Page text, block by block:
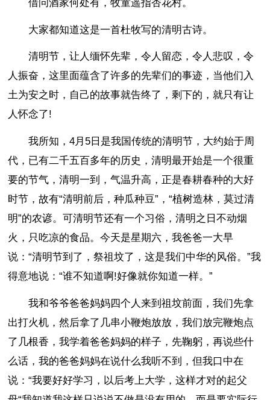
借问酒家何处有，牧童遥指杏花村。
大家都知道这是一首杜牧写的清明古诗。
清明节，让人缅怀先辈，令人留恋，令人悲叹，令
人振奋，这里面蕴含了许多的先辈们的事迹，当他们入
土为安之时，自己的故事就告终了，剩下的，就只有让
人怀念了!
我所知，4月5日是我国传统的清明节，大约始于周
代，已有二千五百多年的历史，清明最开始是一个很重
要的节气，清明一到，气温升高，正是春耕春种的大好
时节，故有“清明前后，种瓜种豆”，“植树造林，莫过清
明”的农谚。可清明节还有一个习俗，清明之日不动烟
火，只吃凉的食品。今天是星期六，我爸爸一大早
说：“清明节到了，祭祖坟了，这是我们中华的风俗。”我
得意地说：“谁不知道啊!好像就你知道一样。”
我和爷爷爸爸妈妈四个人来到祖坟前面，我们先拿
出打火机，然后拿了几串小鞭炮放放，我们放完鞭炮点
了几根香，我学着爸爸妈妈的样子，先鞠躬，再说些什
么话，我的爸爸妈妈在说什么我听不到，但我口中在
说：“我要好好学习，以后考上大学，这样才对的起父